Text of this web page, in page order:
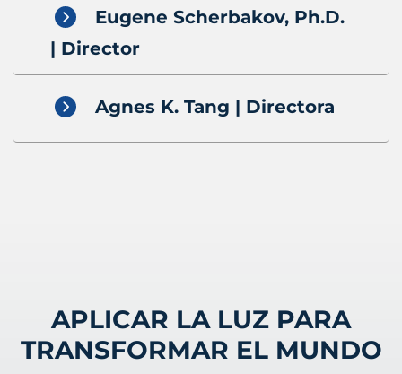
| Director
Agnes K. Tang | Directora
APLICAR LA LUZ PARA
TRANSFORMAR EL MUNDO